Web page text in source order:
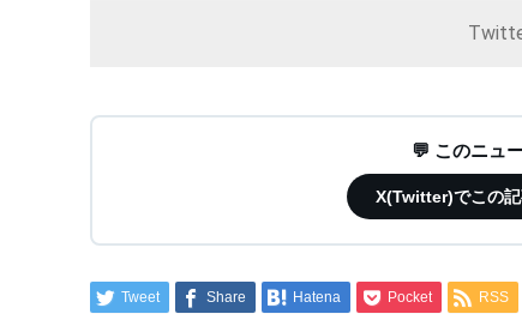
💬 このニュ
X(Twitter)でこの記
Tweet Share Hatena Pocket RSS